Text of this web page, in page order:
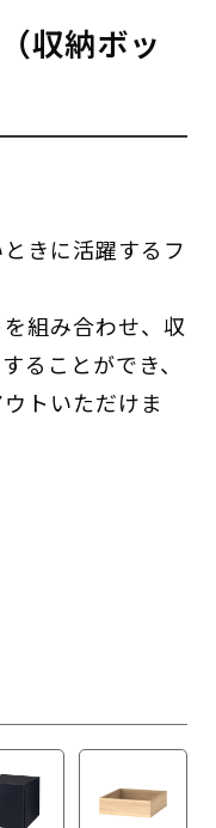
収納ボッ
きに活躍するフ
組み合わせ、収
ることができ、
トいただけま